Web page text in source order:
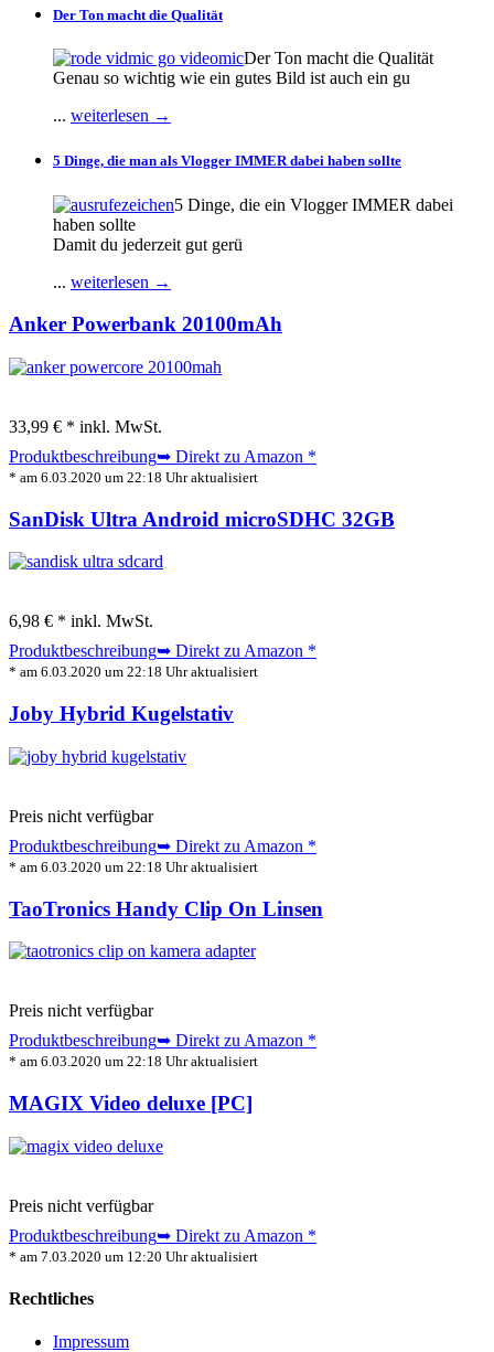
Der Ton macht die Qualität
Der Ton macht die Qualität
Genau so wichtig wie ein gutes Bild ist auch ein gu
... weiterlesen →
5 Dinge, die man als Vlogger IMMER dabei haben sollte
5 Dinge, die ein Vlogger IMMER dabei
haben sollte
Damit du jederzeit gut gerü
... weiterlesen →
Anker Powerbank 20100mAh
33,99 € * inkl. MwSt.
Produktbeschreibung➥ Direkt zu Amazon *
* am 6.03.2020 um 22:18 Uhr aktualisiert
SanDisk Ultra Android microSDHC 32GB
6,98 € * inkl. MwSt.
Produktbeschreibung➥ Direkt zu Amazon *
* am 6.03.2020 um 22:18 Uhr aktualisiert
Joby Hybrid Kugelstativ
Preis nicht verfügbar
Produktbeschreibung➥ Direkt zu Amazon *
* am 6.03.2020 um 22:18 Uhr aktualisiert
TaoTronics Handy Clip On Linsen
Preis nicht verfügbar
Produktbeschreibung➥ Direkt zu Amazon *
* am 6.03.2020 um 22:18 Uhr aktualisiert
MAGIX Video deluxe [PC]
Preis nicht verfügbar
Produktbeschreibung➥ Direkt zu Amazon *
* am 7.03.2020 um 12:20 Uhr aktualisiert
Rechtliches
Impressum